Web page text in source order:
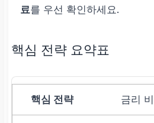
료를 우선 확인하세요.
핵심 전략 요약표
금리